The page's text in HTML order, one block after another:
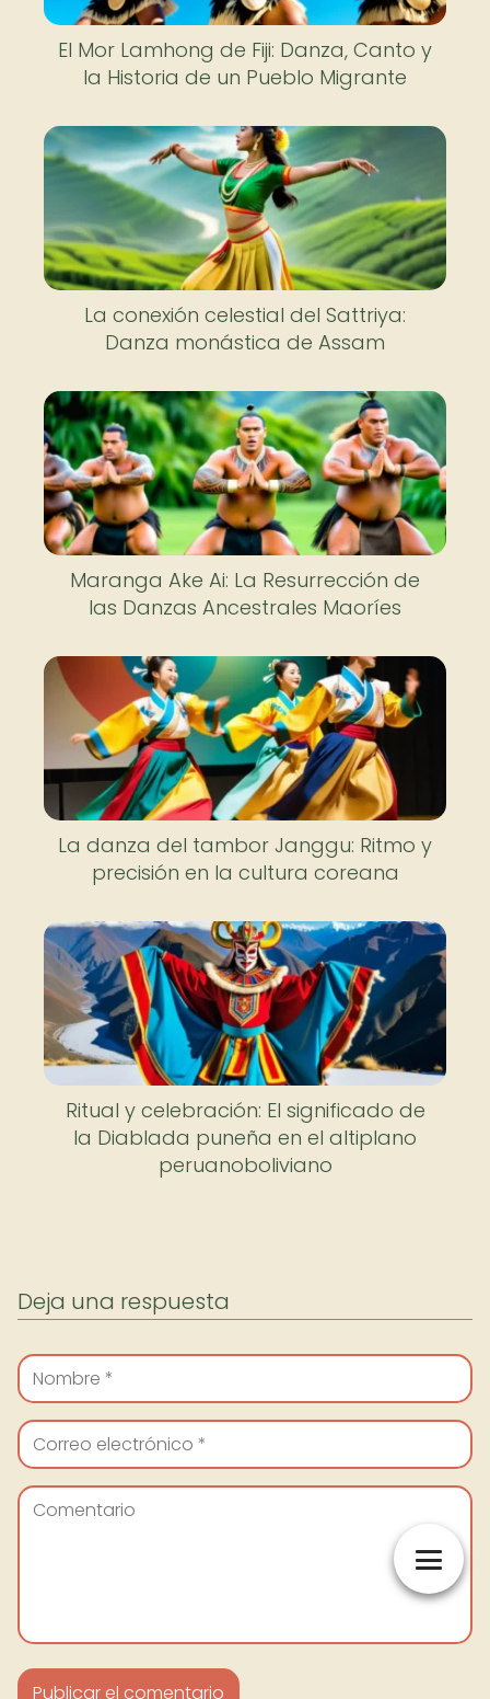
El Mor Lamhong de Fiji: Danza, Canto y
la Historia de un Pueblo Migrante
La conexión celestial del Sattriya:
Danza monástica de Assam
Maranga Ake Ai: La Resurrección de
las Danzas Ancestrales Maoríes
La danza del tambor Janggu: Ritmo y
precisión en la cultura coreana
Ritual y celebración: El significado de
la Diablada puneña en el altiplano
peruanoboliviano
Deja una respuesta